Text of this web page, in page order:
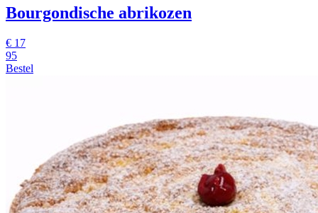
Bourgondische abrikozen
€ 17
95
Bestel